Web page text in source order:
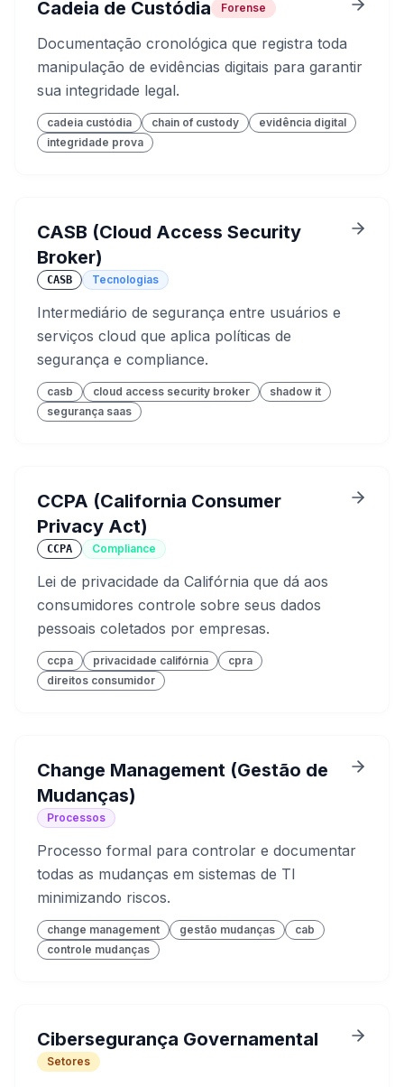
Cadeia de Custódia Forense
Documentação cronológica que registra toda
manipulação de evidências digitais para garantir
sua integridade legal.
cadeia custódia chain of custody
evidência digital
integridade prova
CASB (Cloud Access Security
Broker)
CASB Tecnologias
Intermediário de segurança entre usuários e
serviços cloud que aplica políticas de
segurança e compliance.
casb cloud access security broker
shadow it
segurança saas
CCPA (California Consumer
Privacy Act)
CCPA Compliance
Lei de privacidade da Califórnia que dá aos
consumidores controle sobre seus dados
pessoais coletados por empresas.
ccpa privacidade califórnia
cpra
direitos consumidor
Change Management (Gestão de
Mudanças)
Processos
Processo formal para controlar e documentar
todas as mudanças em sistemas de TI
minimizando riscos.
change management gestão mudanças
cab
controle mudanças
Cibersegurança Governamental
Setores